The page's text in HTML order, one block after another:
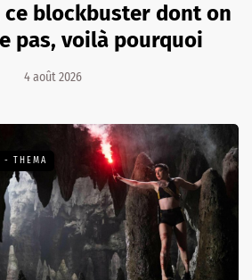
ce blockbuster dont on
pas, voilà pourquoi
4 août 2026
- THEMA